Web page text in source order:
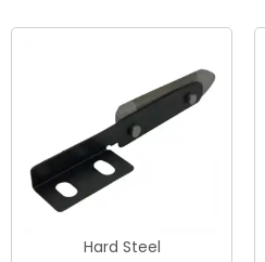
Hard Steel